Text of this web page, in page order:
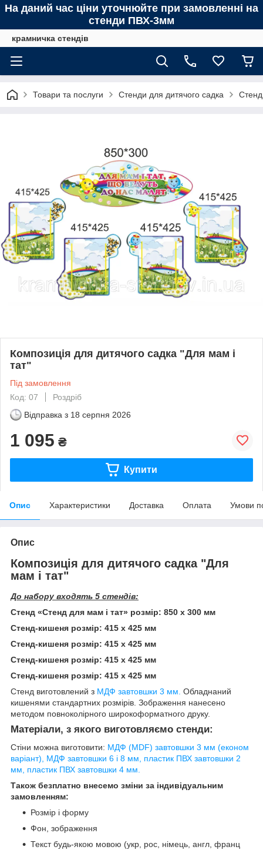
На даний час ціни уточнюйте при замовленні на
стенди ПВХ-3мм
крамничка стендів
Товари та послуги Стенди для дитячого садка
Композиція для дитячого садка "Для мам і
тат"
Під замовлення
Код: 07
Роздріб
Відправка з 18 серпня 2026
1 095 ₴
Купити
Опис Характеристики Доставка Оплата Умови
Опис
Композиція для дитячого садка "Для
мам і тат"
До набору входять 5 стендів:
Стенд «Стенд для мам і тат» розмір: 850 х 300 мм
Стенд-кишеня розмір: 415 х 425 мм
Стенд-кишеня розмір: 415 х 425 мм
Стенд-кишеня розмір: 415 х 425 мм
Стенд-кишеня розмір: 415 х 425 мм
Стенд виготовлений з МДФ завтовшки 3 мм. Обладнаний
кишенями стандартних розмірів. Зображення нанесено
методом повноколірного широкоформатного друку.
Матеріали, з якого виготовляємо стенди:
Стіни можна виготовити: МДФ (MDF) завтовшки 3 мм (економ
варіант), МДФ завтовшки 6 і 8 мм, пластик ПВХ завтовшки 2
мм, пластик ПВХ завтовшки 4 мм.
Також безплатно внесемо зміни за індивідуальним
замовленням:
Розмір і форму
Фон, зображення
Текст будь-якою мовою (укр, рос, німець, англ, франц